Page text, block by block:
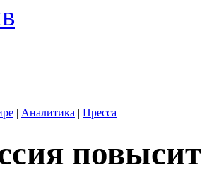
| Аналитика | Пресса